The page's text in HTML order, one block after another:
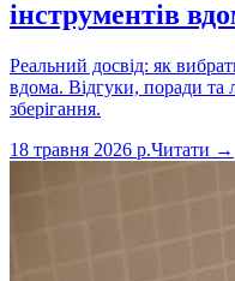
інструментів
Реальний досвід: як
вдома. Відгуки, поради та
зберігання.
18 травня 2026 р.Читати →